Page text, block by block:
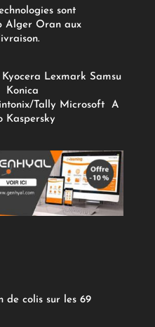
sont
Alger Oran aux
Kyocera Lexmark Samsu
Konica
Tally Microsoft
A
Kaspersky
de colis sur les 69